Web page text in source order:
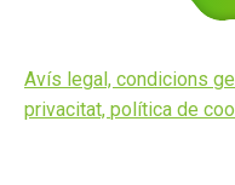
Avís legal, condicions
privacitat, política de